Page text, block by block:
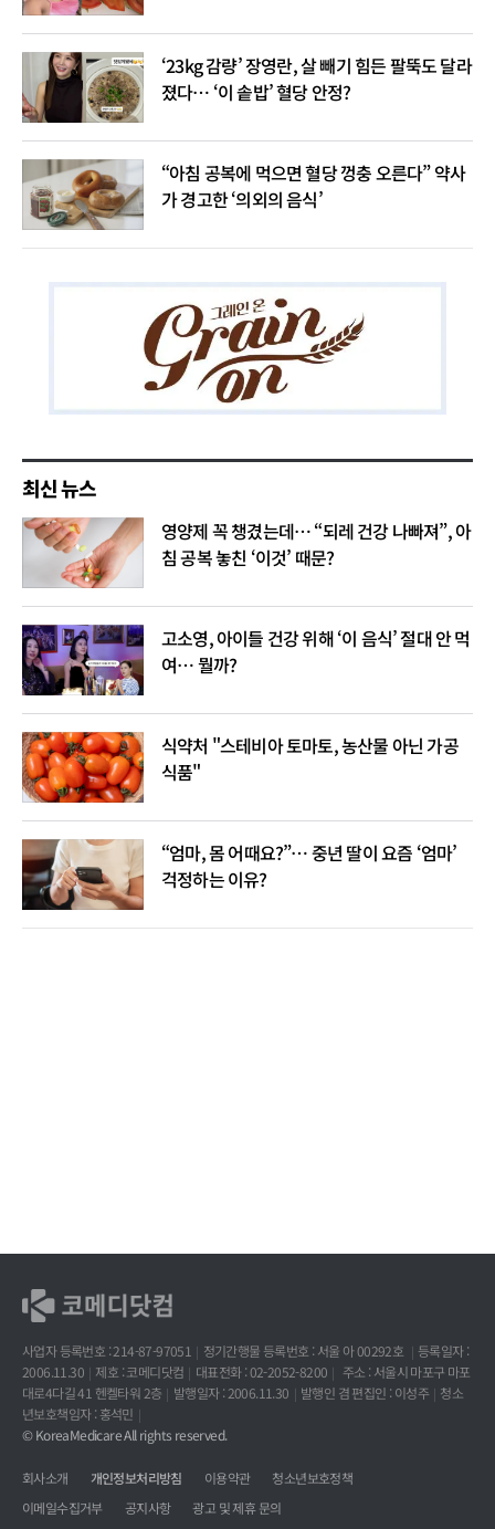
‘23kg 감량’ 장영란, 살 빼기 힘든 팔뚝도 달라
졌다… ‘이 솥밥’ 혈당 안정?
“아침 공복에 먹으면 혈당 껑충 오른다” 약사
가 경고한 ‘의외의 음식’
최신 뉴스
영양제 꼭 챙겼는데… “되레 건강 나빠져”, 아
침 공복 놓친 ‘이것’ 때문?
고소영, 아이들 건강 위해 ‘이 음식’ 절대 안 먹
여… 뭘까?
식약처 "스테비아 토마토, 농산물 아닌 가공
식품"
“엄마, 몸 어때요?”… 중년 딸이 요즘 ‘엄마’
걱정하는 이유?
사업자 등록번호 : 214-87-97051 정기간행물 등록번호 : 서울 아 00292호
등록일자 :
2006.11.30
제호 : 코메디닷컴 대표전화 : 02-2052-8200
주소 : 서울시 마포구 마포
대로4다길 41 헨켈타워 2층
발행일자 : 2006.11.30 발행인 겸 편집인 : 이성주
청소
년보호책임자 : 홍석민
© KoreaMedicare All rights reserved.
회사소개 개인정보처리방침 이용약관
청소년보호정책
이메일수집거부
공지사항 광고 및 제휴 문의